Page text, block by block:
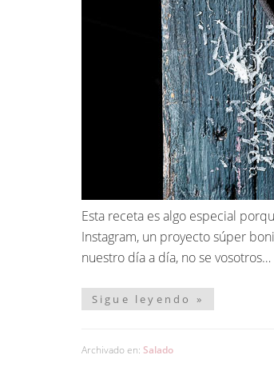
Esta receta es algo especial
Instagram, un proyecto súper
nuestro día a día, no se vosotros…
Sigue leyendo »
Archivado en: Salado